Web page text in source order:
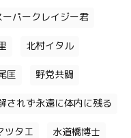
ーパークレイジー君
北村イタル
匡 野党共闘
されず永遠に体内に残る
ツタエ 水道橋博士